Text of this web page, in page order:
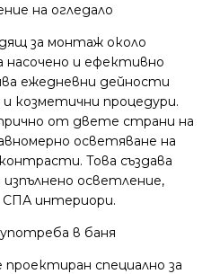
на огледало
за монтаж около
насочено и ефективно
ежедневни дейности
козметични процедури.
от двете страни на
осветяване на
Това създава
осветление,
СПА интериори.
в баня
проектиран специално за